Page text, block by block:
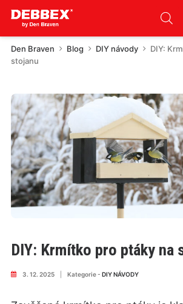
Den Braven Blog DIY návody
DIY:
stojanu
DIY: Krmítko pro ptáky na
3. 12. 2025 Kategorie - DIY NÁVODY